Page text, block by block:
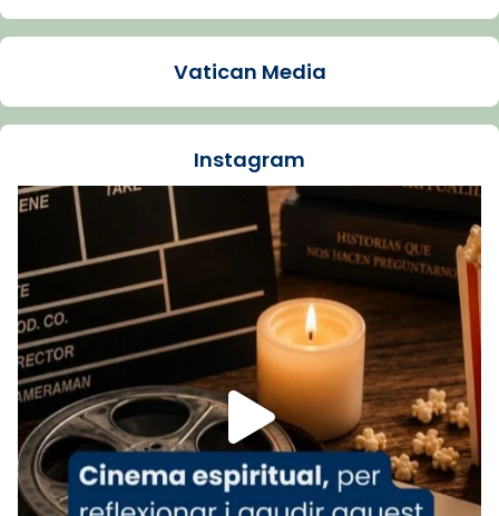
Arquebisbat de Barcelona
La Carmina va patir depressió. Fa gairebé
dos mesos, a l'Estadi Lluís Companys, la
Recupera l'entrevista comp
Vatican
tican News 👇
www.vaticannews.va/es/iglesia/news/2026-
07/carmina-historia-depresion-papa-viaje-
espana-testimoni...
Foto
View on Facebook · Share
Arquebisbat de Barcelona
2 weeks ago
Vatican Media
Instagram